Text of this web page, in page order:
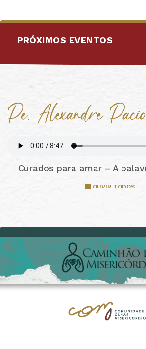
PRÓXIMOS EVENTOS
Curados para amar – A
OUVIR TODOS